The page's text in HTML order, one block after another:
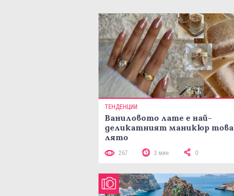
ТЕНДЕНЦИИ
Ваниловото лате е най-
деликатният маникюр това
лято
267 3 мин 0